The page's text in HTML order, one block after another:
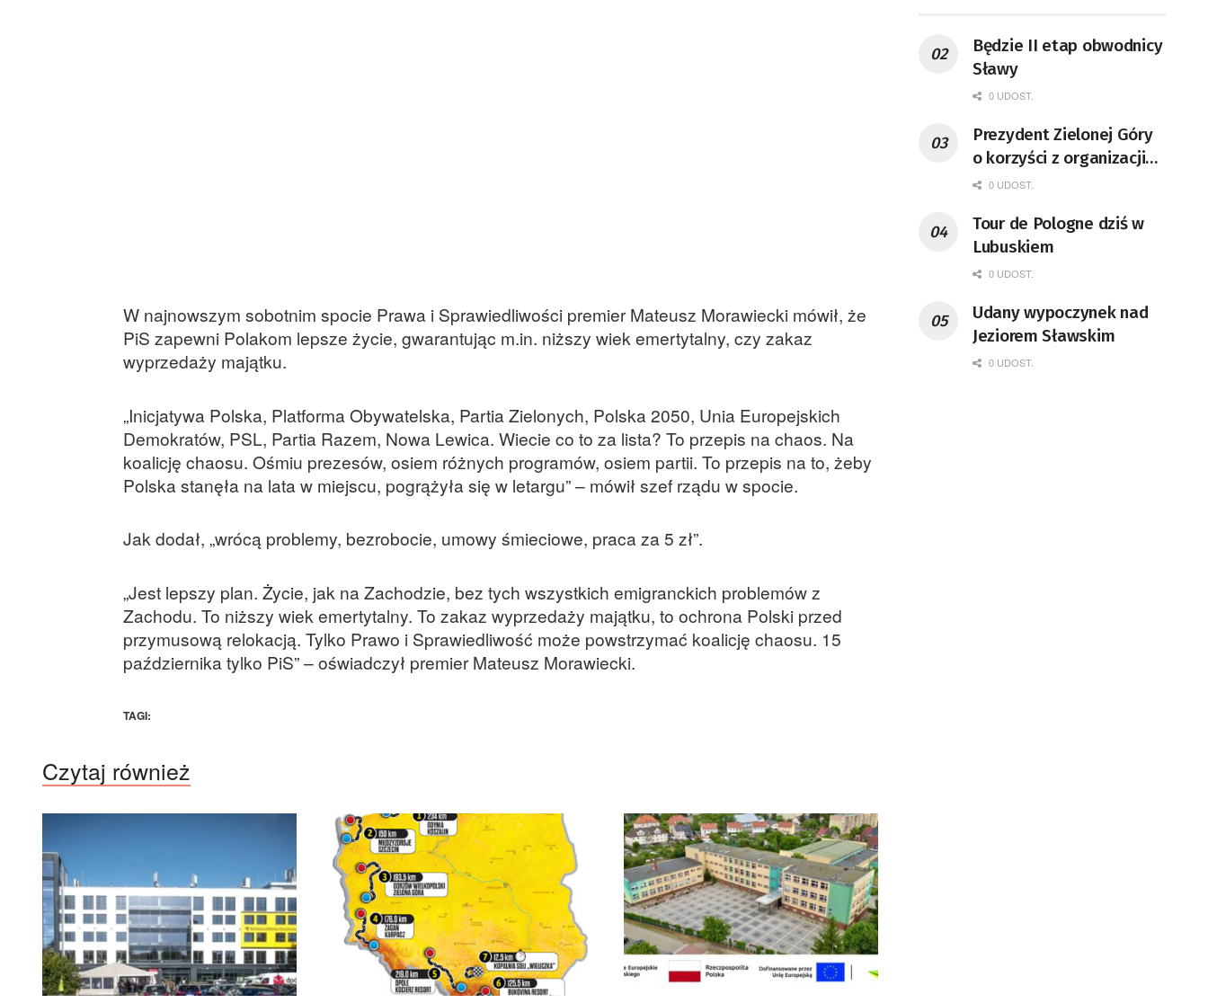
W najnowszym sobotnim spocie Prawa i Sprawiedliwości premier Mateusz Morawiecki mówił, że
PiS zapewni Polakom lepsze życie, gwarantując m.in. niższy wiek emertytalny, czy zakaz
wyprzedaży majątku.
„Inicjatywa Polska, Platforma Obywatelska, Partia Zielonych, Polska 2050, Unia Europejskich
Demokratów, PSL, Partia Razem, Nowa Lewica. Wiecie co to za lista? To przepis na chaos. Na
koalicję chaosu. Ośmiu prezesów, osiem różnych programów, osiem partii. To przepis na to, żeby
Polska stanęła na lata w miejscu, pogrążyła się w letargu” – mówił szef rządu w spocie.
Jak dodał, „wrócą problemy, bezrobocie, umowy śmieciowe, praca za 5 zł”.
„Jest lepszy plan. Życie, jak na Zachodzie, bez tych wszystkich emigranckich problemów z
Zachodu. To niższy wiek emertytalny. To zakaz wyprzedaży majątku, to ochrona Polski przed
przymusową relokacją. Tylko Prawo i Sprawiedliwość może powstrzymać koalicję chaosu. 15
października tylko PiS” – oświadczył premier Mateusz Morawiecki.
TAGI:
Czytaj również
Będzie II etap obwodnicy
Sławy
0 UDOST.
Prezydent Zielonej Góry
o korzyści z organizacji
mety Tour de Pologne
0 UDOST.
Tour de Pologne dziś w
Lubuskiem
0 UDOST.
Udany wypoczynek nad
Jeziorem Sławskim
0 UDOST.